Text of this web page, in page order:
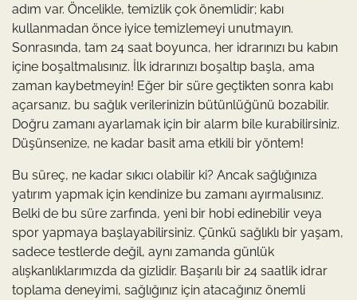
adım var. Öncelikle, temizlik çok önemlidir; kabı
kullanmadan önce iyice temizlemeyi unutmayın.
Sonrasında, tam 24 saat boyunca, her idrarınızı bu kabın
içine boşaltmalısınız. İlk idrarınızı boşaltıp başla, ama
zaman kaybetmeyin! Eğer bir süre geçtikten sonra kabı
açarsanız, bu sağlık verilerinizin bütünlüğünü bozabilir.
Doğru zamanı ayarlamak için bir alarm bile kurabilirsiniz.
Düşünsenize, ne kadar basit ama etkili bir yöntem!
Bu süreç, ne kadar sıkıcı olabilir ki? Ancak sağlığınıza
yatırım yapmak için kendinize bu zamanı ayırmalısınız.
Belki de bu süre zarfında, yeni bir hobi edinebilir veya
spor yapmaya başlayabilirsiniz. Çünkü sağlıklı bir yaşam,
sadece testlerde değil, aynı zamanda günlük
alışkanlıklarımızda da gizlidir. Başarılı bir 24 saatlik idrar
toplama deneyimi, sağlığınız için atacağınız önemli